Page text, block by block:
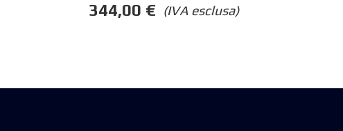
(IVA esclusa)
344,00 €